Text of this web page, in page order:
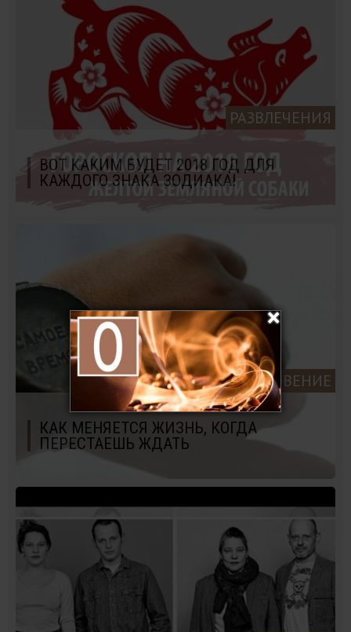
РАЗВЛЕЧЕНИЯ
ВОТ КАКИМ БУДЕТ 2018 ГОД ДЛЯ
КАЖДОГО ЗНАКА ЗОДИАКА!
ВДОХНОВЕНИЕ
КАК МЕНЯЕТСЯ ЖИЗНЬ, КОГДА
ПЕРЕСТАЕШЬ ЖДАТЬ